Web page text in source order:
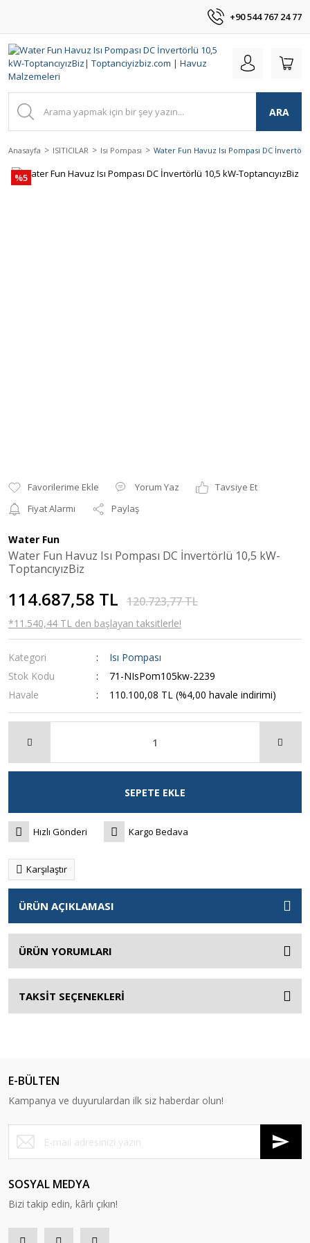
+90 544 767 24 77
ARA
Anasayfa ISITICILAR Isı Pompası Water Fun Havuz Isı Pompası DC
%5
Yorum Yaz
Tavsiye Et
Fiyat Alarmı
Paylaş
Water Fun
Water Fun Havuz Isı Pompası DC İnvertörlü 10,5 kW-
ToptancıyızBiz
114.687,58 TL 120.723,77 TL
*11.540,44 TL den başlayan taksitlerle!
Kategori
Isı Pompası
Stok Kodu
71-NIsPom105kw-2239
Havale
110.100,08 TL (%4,00 havale indirimi)
SEPETE EKLE
Hızlı Gönderi Kargo Bedava
Karşılaştır
ÜRÜN AÇIKLAMASI
ÜRÜN YORUMLARI
TAKSİT SEÇENEKLERİ
E-BÜLTEN
Kampanya ve duyurulardan ilk siz haberdar olun!
SOSYAL MEDYA
Bizi takip edin, kârlı çıkın!